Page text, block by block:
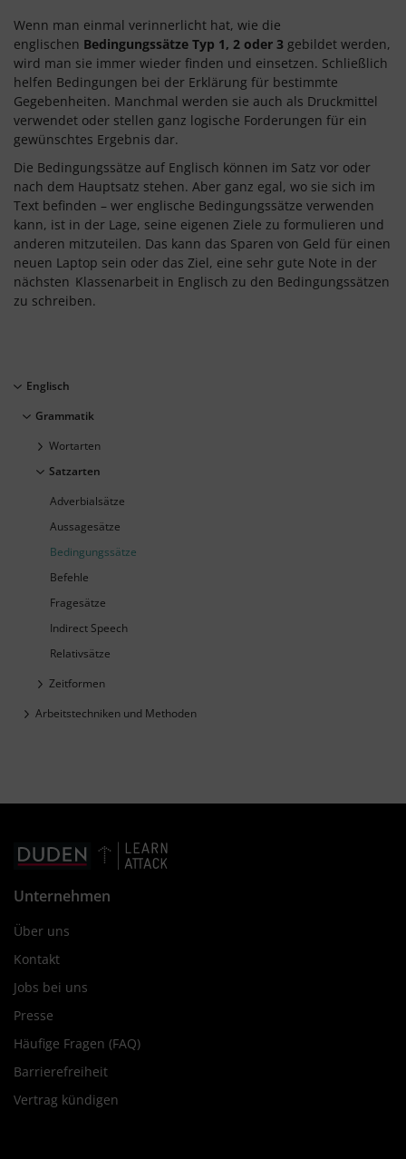
Wenn man einmal verinnerlicht hat, wie die
englischen Bedingungssätze Typ 1, 2 oder 3 gebildet werden,
wird man sie immer wieder finden und einsetzen. Schließlich
helfen Bedingungen bei der Erklärung für bestimmte
Gegebenheiten. Manchmal werden sie auch als Druckmittel
verwendet oder stellen ganz logische Forderungen für ein
gewünschtes Ergebnis dar.
Die Bedingungssätze auf Englisch können im Satz vor oder
nach dem Hauptsatz stehen. Aber ganz egal, wo sie sich im
Text befinden – wer englische Bedingungssätze verwenden
kann, ist in der Lage, seine eigenen Ziele zu formulieren und
anderen mitzuteilen. Das kann das Sparen von Geld für einen
neuen Laptop sein oder das Ziel, eine sehr gute Note in der
nächsten Klassenarbeit in Englisch zu den Bedingungssätzen
zu schreiben.
Englisch
Grammatik
Wortarten
Satzarten
Adverbialsätze
Aussagesätze
Bedingungssätze
Befehle
Fragesätze
Indirect Speech
Relativsätze
Zeitformen
Arbeitstechniken und Methoden
Unternehmen
Über uns
Kontakt
Jobs bei uns
Presse
Häufige Fragen (FAQ)
Barrierefreiheit
Vertrag kündigen